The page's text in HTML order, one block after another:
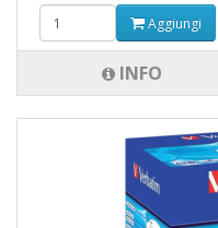
Aggiungi
INFO